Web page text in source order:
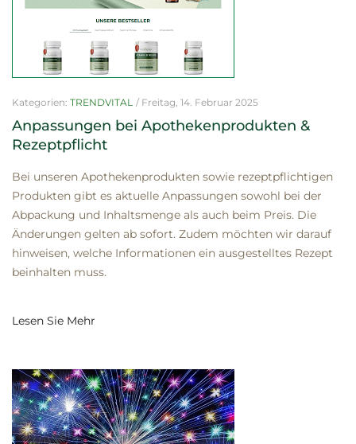
Kategorien: TRENDVITAL / Freitag, 14. Februar 2025
Anpassungen bei Apothekenprodukten &
Rezeptpflicht
Bei unseren Apothekenprodukten sowie rezeptpflichtigen
Produkten gibt es aktuelle Anpassungen sowohl bei der
Abpackung und Inhaltsmenge als auch beim Preis. Die
Änderungen gelten ab sofort. Zudem möchten wir darauf
hinweisen, welche Informationen ein ausgestelltes Rezept
beinhalten muss.
Lesen Sie Mehr